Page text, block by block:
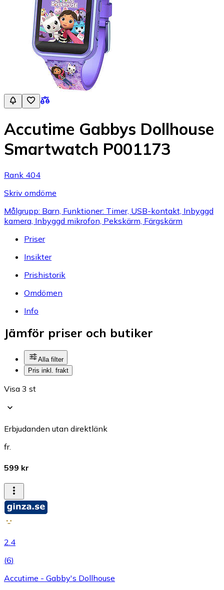
Accutime Gabbys Dollhouse
Smartwatch P001173
Rank 404
Skriv omdöme
Målgrupp: Barn, Funktioner: Timer, USB-kontakt, Inbyggd
kamera, Inbyggd mikrofon, Pekskärm, Färgskärm
Priser
Insikter
Prishistorik
Omdömen
Info
Jämför priser och butiker
Alla filter
Pris inkl. frakt
Visa 3 st
Erbjudanden utan direktlänk
fr.
599 kr
2.4
(6)
Accutime - Gabby's Dollhouse